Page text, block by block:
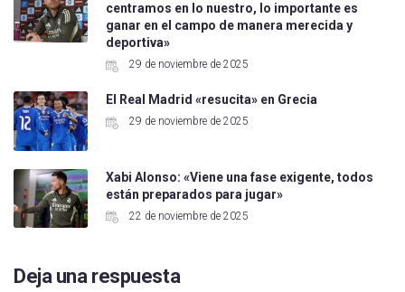
centramos en lo nuestro, lo importante es
ganar en el campo de manera merecida y
deportiva»
29 de noviembre de 2025
El Real Madrid «resucita» en Grecia
29 de noviembre de 2025
Xabi Alonso: «Viene una fase exigente, todos
están preparados para jugar»
22 de noviembre de 2025
Deja una respuesta